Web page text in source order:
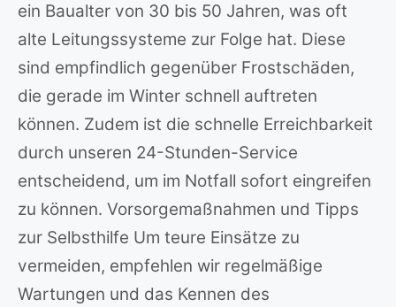
ein Baualter von 30 bis 50 Jahren, was oft
alte Leitungssysteme zur Folge hat. Diese
sind empfindlich gegenüber Frostschäden,
die gerade im Winter schnell auftreten
können. Zudem ist die schnelle Erreichbarkeit
durch unseren 24-Stunden-Service
entscheidend, um im Notfall sofort eingreifen
zu können. Vorsorgemaßnahmen und Tipps
zur Selbsthilfe Um teure Einsätze zu
vermeiden, empfehlen wir regelmäßige
Wartungen und das Kennen des